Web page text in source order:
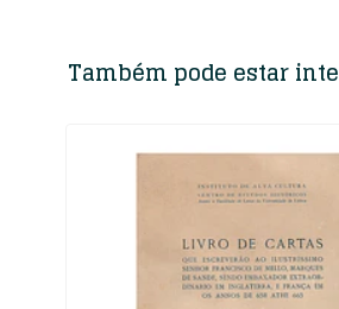
Também pode estar